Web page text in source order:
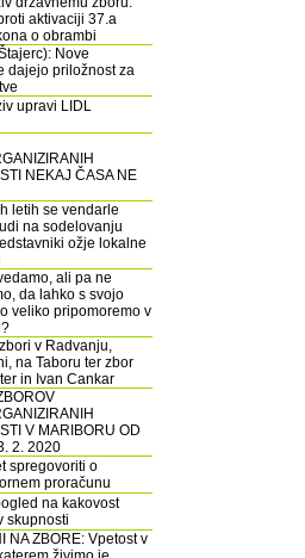
aktivaciji 37.a
o obrambi
Nove
dajejo priložnost za
upravi LIDL
NEKAJ ČASA NE
letih se vendarle
na sodelovanju
ožje lokalne
ali pa ne
da lahko s svojo
veliko pripomoremo v
v Radvanju,
na Taboru ter zbor
in Ivan Cankar
V MARIBORU OD
2. 2020
spregovoriti o
proračunu
na kakovost
skupnosti
NA ZBORE: Vpetost v